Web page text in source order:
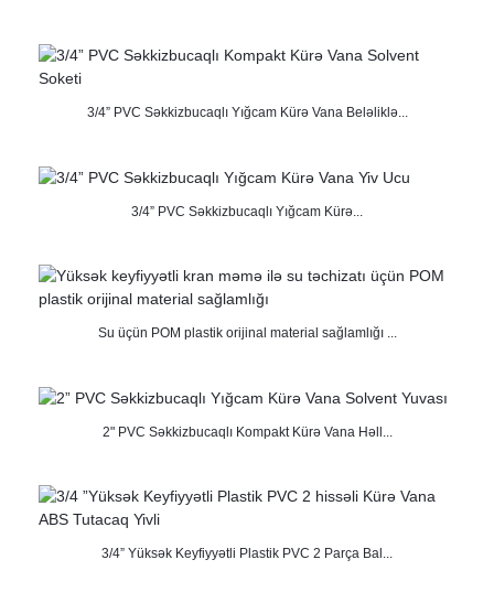
3/4” PVC Səkkizbucaqlı Yığcam Kürə Vana Beləliklə...
3/4” PVC Səkkizbucaqlı Yığcam Kürə...
Su üçün POM plastik orijinal material sağlamlığı ...
2" PVC Səkkizbucaqlı Kompakt Kürə Vana Həll...
3/4” Yüksək Keyfiyyətli Plastik PVC 2 Parça Bal...